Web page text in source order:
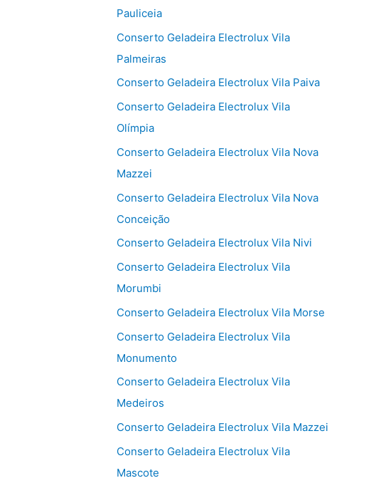
Pauliceia
Conserto Geladeira Electrolux Vila
Palmeiras
Conserto Geladeira Electrolux Vila Paiva
Conserto Geladeira Electrolux Vila
Olímpia
Conserto Geladeira Electrolux Vila Nova
Mazzei
Conserto Geladeira Electrolux Vila Nova
Conceição
Conserto Geladeira Electrolux Vila Nivi
Conserto Geladeira Electrolux Vila
Morumbi
Conserto Geladeira Electrolux Vila Morse
Conserto Geladeira Electrolux Vila
Monumento
Conserto Geladeira Electrolux Vila
Medeiros
Conserto Geladeira Electrolux Vila Mazzei
Conserto Geladeira Electrolux Vila
Mascote